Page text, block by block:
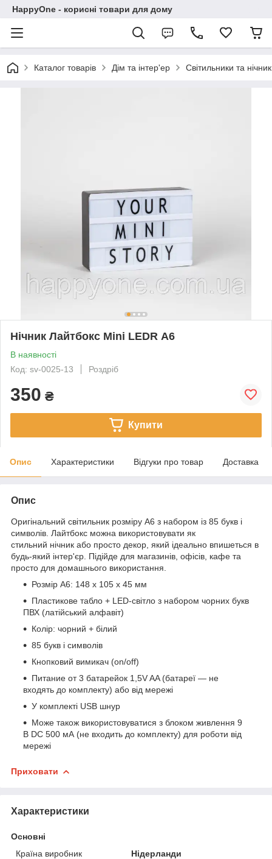
HappyOne - корисні товари для дому
Каталог товарів Дім та інтер'ер Світильники та
Нічник Лайтбокс Mini LEDR А6
В наявності
Код: sv-0025-13
Роздріб
350 ₴
Купити
Опис Характеристики Відгуки про товар Доставка
Опис
Оригінальний світильник розміру A6 з набором із 85 букв і
символів. Лайтбокс можна використовувати як
стильний нічник або просто декор, який ідеально впишеться в
будь-який інтер'єр. Підійде для магазинів, офісів, кафе та
просто для домашнього використання.
Розмір A6: 148 х 105 х 45 мм
Пластикове табло + LED-світло з набором чорних букв
ПВХ (латійський алфавіт)
Колір: чорний + білий
85 букв і символів
Кнопковий вимикач (on/off)
Питание от 3 батарейок 1,5V AA (батареї — не
входять до комплекту) або від мережі
У комплекті USB шнур
Може також використовуватися з блоком живлення 9
В DC 500 мА (не входить до комплекту) для роботи від
мережі
Приховати
Характеристики
Основні
Країна виробник
Нідерланди